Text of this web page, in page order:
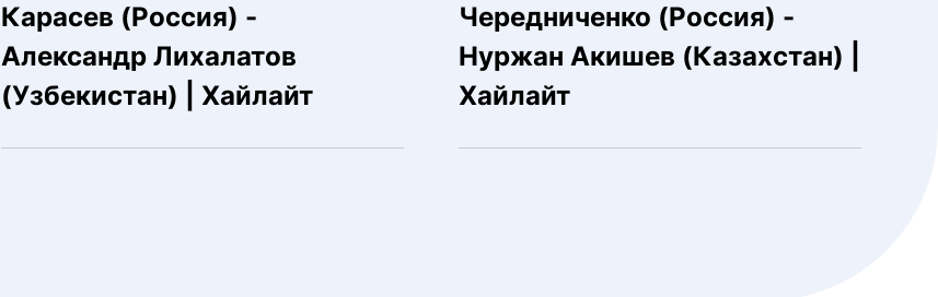
Карасев (Россия) -
Александр Лихалатов
(Узбекистан) | Хайлайт
Чередниченко (Россия) -
Нуржан Акишев (Казахстан) |
Хайлайт